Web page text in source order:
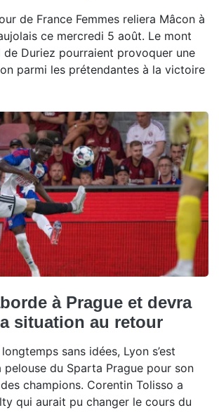
de France Femmes reliera Mâcon à
ce mercredi 5 août. Le mont
Duriez pourraient provoquer une
parmi les prétendantes à la victoire
à Prague et devra
situation au retour
sans idées, Lyon s’est
pelouse du Sparta Prague pour son
champions. Corentin Tolisso a
qui aurait pu changer le cours du